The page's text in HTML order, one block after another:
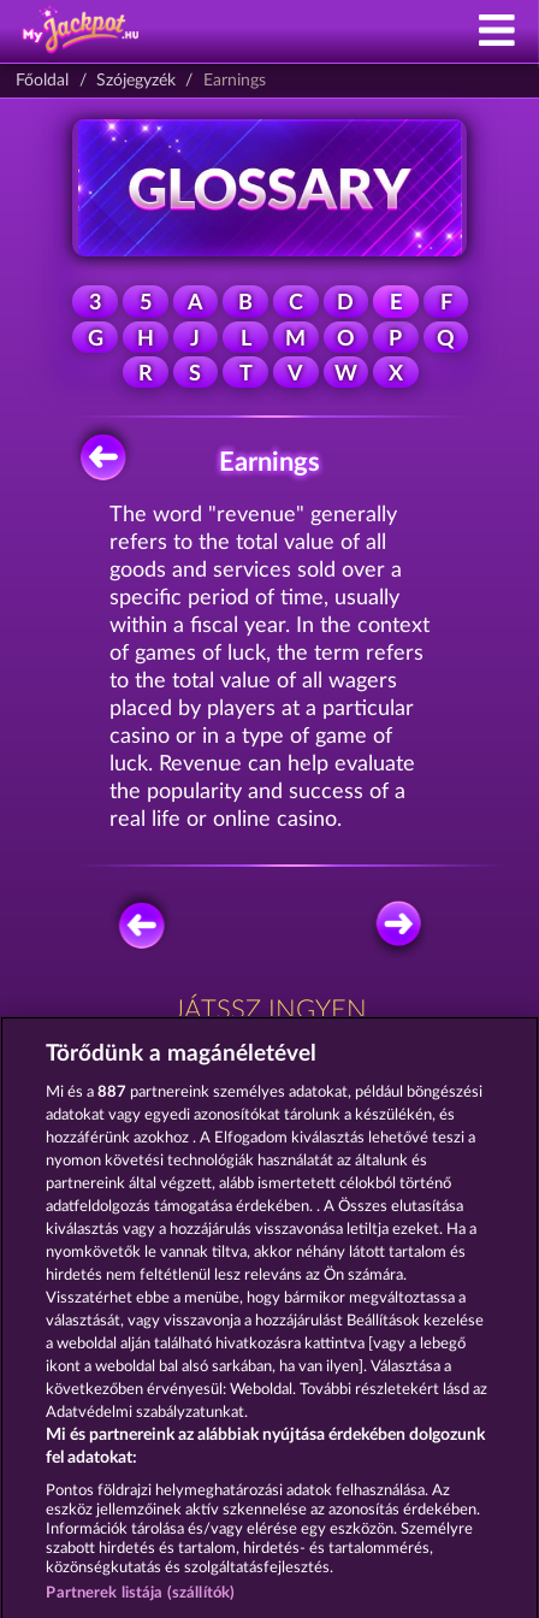
Főoldal Szójegyzék Earnings
3 5 A B C D E
F
G
H J L M O P
Q
R
S T V W X
Earnings
The word "revenue" generally
refers to the total value of all
goods and services sold over a
specific period of time, usually
within a fiscal year. In the context
of games of luck, the term refers
to the total value of all wagers
placed by players at a particular
casino or in a type of game of
luck. Revenue can help evaluate
the popularity and success of a
real life or online casino.
JÁTSSZ INGYEN
BOOK OF THE AGES BEAUTIFUL NATURE
SIMPLY THE BEST ROYAL SEVEN
Részvételi feltételek
Adatkezelési tájékoztató Impresszum
A cég GYIK Partnerprogram Facebook
Visszavonási kérelem benyújtása
Törődünk a magánéletével
Mi és a887 partnereink személyes adatokat, például böngészési
adatokat vagy egyedi azonosítókat tárolunk a készülékén, és
hozzáférünk azokhoz . A Elfogadom kiválasztás lehetővé teszi a
nyomon követési technológiák használatát az általunk és
partnereink által végzett, alább ismertetett célokból történő
adatfeldolgozás támogatása érdekében. . A Összes elutasítása
kiválasztás vagy a hozzájárulás visszavonása letiltja ezeket. Ha a
nyomkövetők le vannak tiltva, akkor néhány látott tartalom és
hirdetés nem feltétlenül lesz releváns az Ön számára.
Visszatérhet ebbe a menübe, hogy bármikor megváltoztassa a
választását, vagy visszavonja a hozzájárulást Beállítások kezelése
a weboldal alján található hivatkozásra kattintva [vagy a lebegő
ikont a weboldal bal alsó sarkában, ha van ilyen]. Választása a
következőben érvényesül: Weboldal. További részletekért lásd az
Adatvédelmi szabályzatunkat.
Mi és partnereink az alábbiak nyújtása érdekében dolgozunk
fel adatokat:
Pontos földrajzi helymeghatározási adatok felhasználása. Az
eszköz jellemzőinek aktív szkennelése az azonosítás érdekében.
Információk tárolása és/vagy elérése egy eszközön. Személyre
szabott hirdetés és tartalom, hirdetés- és tartalommérés,
közönségkutatás és szolgáltatásfejlesztés.
Partnerek listája (szállítók)